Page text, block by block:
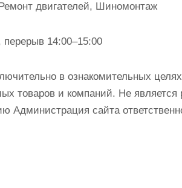
двигателей, Шиномонтаж
14:00–15:00
в ознакомительных
товаров и компаний. Не является
сайта